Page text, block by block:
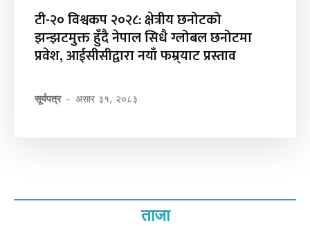
टी-२० विश्वकप २०२८: क्षेत्रीय छनोटको
झन्झटमुक्त हुँदै नेपाल सिधै ग्लोबल छनोटमा
प्रवेश, आईसीसीद्वारा नयाँ फम्र्याट प्रस्ताव
सूर्यपत्र - असार ३१, २०८३
ताजा